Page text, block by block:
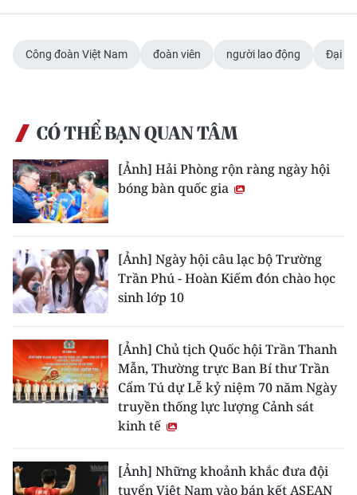
Công đoàn Việt Nam đoàn viên người lao động Đại
CÓ THỂ BẠN QUAN TÂM
[Ảnh] Hải Phòng rộn ràng ngày hội
bóng bàn quốc gia
[Ảnh] Ngày hội câu lạc bộ Trường
Trần Phú - Hoàn Kiếm đón chào học
sinh lớp 10
[Ảnh] Chủ tịch Quốc hội Trần Thanh
Mẫn, Thường trực Ban Bí thư Trần
Cẩm Tú dự Lễ kỷ niệm 70 năm Ngày
truyền thống lực lượng Cảnh sát
kinh tế
[Ảnh] Những khoảnh khắc đưa đội
tuyển Việt Nam vào bán kết ASEAN